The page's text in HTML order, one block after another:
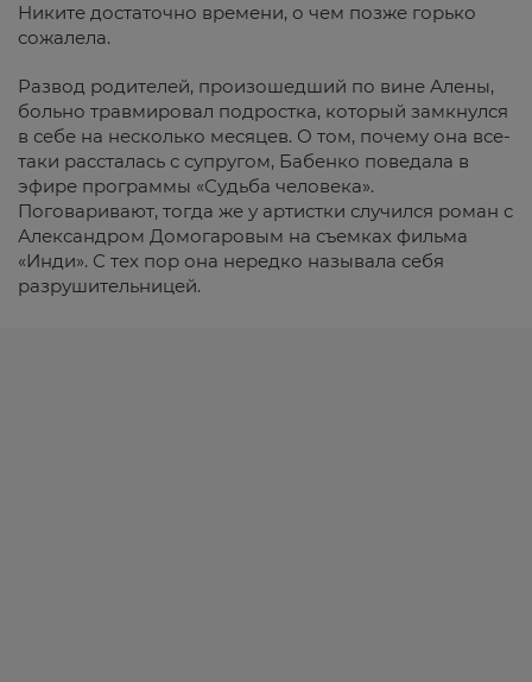
Никите достаточно времени, о чем позже горько
сожалела.
Развод родителей, произошедший по вине Алены,
больно травмировал подростка, который замкнулся
в себе на несколько месяцев. О том, почему она все-
таки рассталась с супругом, Бабенко поведала в
эфире программы «Судьба человека».
Поговаривают, тогда же у артистки случился роман с
Александром Домогаровым на съемках фильма
«Инди». С тех пор она нередко называла себя
разрушительницей.